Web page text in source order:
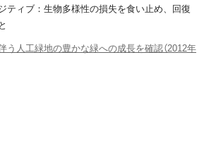
ィブ：生物多様性の損失を食い止め、回復
う人工緑地の豊かな緑への成長を確認（2012年